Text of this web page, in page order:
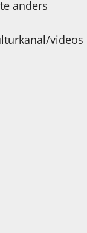
anders
videos